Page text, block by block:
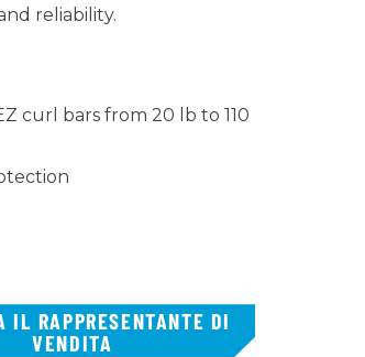
reliability.
curl bars from 20 lb to 110
IL RAPPRESENTANTE DI
VENDITA